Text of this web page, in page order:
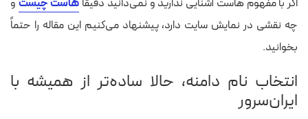
چه نقشی در نمایش سایت دارد، پیشنهاد می‌کنیم این مقاله را حتماً
بخوانید.
انتخاب نام دامنه، حالا ساده‌تر از همیشه با
ایران‌سرور